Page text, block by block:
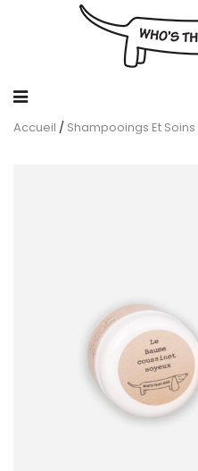
Accueil / Shampooings Et Soins